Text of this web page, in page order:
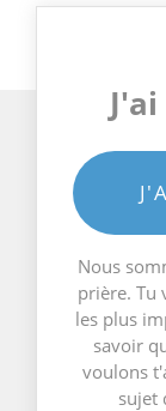
Nous
prière. Tu
les plus
savoir
voulons
sujet